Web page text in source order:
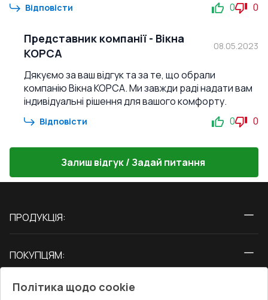
Відповісти 0 0
Представник компанії - Вікна
КОРСА
08.05.2023
Дякуємо за ваш відгук та за те, що обрали
компанію Вікна КОРСА. Ми завжди раді надати вам
індивідуальні рішення для вашого комфорту.
Відповісти 0 0
Залиш відгук / Задай питання
ПРОДУКЦІЯ:
Двері
ПОКУПЦЯМ:
СЕРВІС ТА ОБЛУГОВУВАННЯ:
Політика щодо cookie